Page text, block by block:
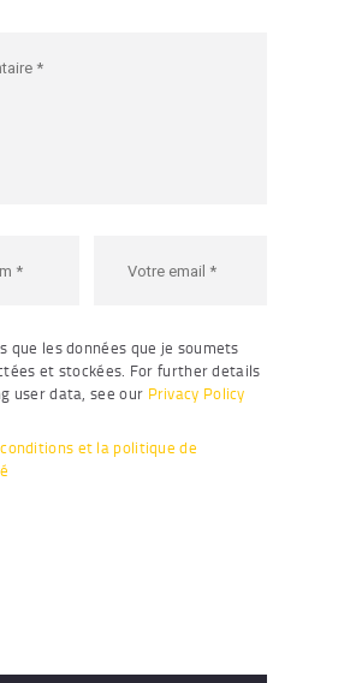
que les données que je soumets
et stockées. For further details
user data, see our Privacy Policy
et la politique de